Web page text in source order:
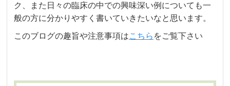
ク、また日々の臨床の中での興味深い例についても一
般の方に分かりやすく書いていきたいなと思います。
このブログの趣旨や注意事項はこちら をご覧下さい